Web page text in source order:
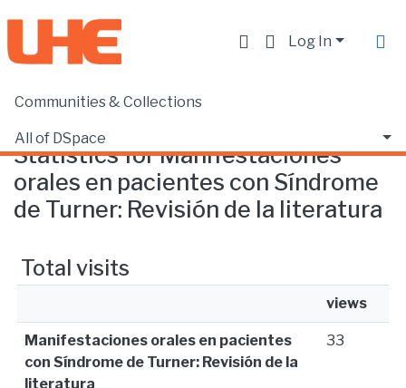
Log In
Communities & Collections
All of DSpace
Home Statistics
Statistics for Manifestaciones
orales en pacientes con Síndrome
de Turner: Revisión de la literatura
Total visits
views
Manifestaciones orales en pacientes
con Síndrome de Turner: Revisión de la
literatura
33